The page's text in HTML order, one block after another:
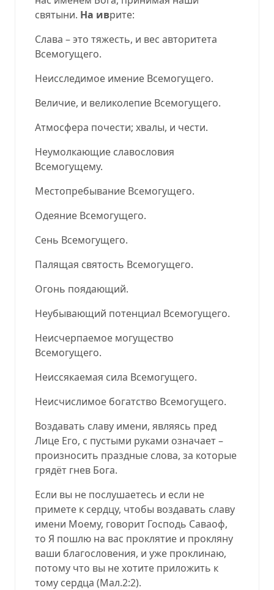
святыни. На иврите:
Слава – это тяжесть, и вес авторитета
Всемогущего.
Неисследимое имение Всемогущего.
Величие, и великолепие Всемогущего.
Атмосфера почести; хвалы, и чести.
Неумолкающие славословия
Всемогущему.
Местопребывание Всемогущего.
Одеяние Всемогущего.
Сень Всемогущего.
Палящая святость Всемогущего.
Огонь поядающий.
Неубывающий потенциал Всемогущего.
Неисчерпаемое могущество
Всемогущего.
Неиссякаемая сила Всемогущего.
Неисчислимое богатство Всемогущего.
Воздавать славу имени, являясь пред
Лице Его, с пустыми руками означает –
произносить праздные слова, за которые
грядёт гнев Бога.
Если вы не послушаетесь и если не
примете к сердцу, чтобы воздавать славу
имени Моему, говорит Господь Саваоф,
то Я пошлю на вас проклятие и прокляну
ваши благословения, и уже проклинаю,
потому что вы нехотите приложить к
тому сердца (Мал.2:2).